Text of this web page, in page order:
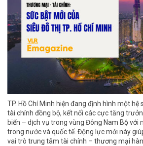
TP. Hồ Chí Minh hiện đang định hình một
tài chính đồng bộ, kết nối các cực tăng
biển – dịch vụ trong vùng Đông Nam Bộ với
trong nước và quốc tế. Động lực mới này
vai trò trung tâm tài chính – thương mại